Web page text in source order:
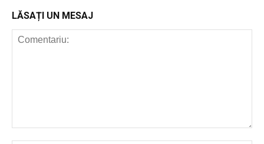
LĂSAȚI UN MESAJ